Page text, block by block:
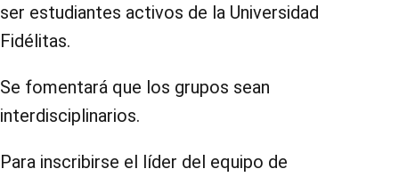
ser estudiantes activos de la Universidad
Fidélitas.
Se fomentará que los grupos sean
interdisciplinarios.
Para inscribirse el líder del equipo de